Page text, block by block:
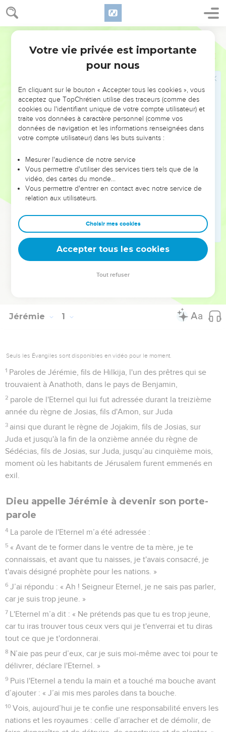
Jérémie Introduction
prophète est consulté à plusieurs reprises, sans doute dans
l’espoir de le faire changer de discours, mais son message
ne varie pas : il faut se soumettre aux Babyloniens (38.17-18).
Passant pour un traître (37.13), il est plusieurs fois
Après la chute de Jérusalem, en 586, et la déportation de la
majorité de sa population, Nabuchodonosor nomme
Guedalia comme gouverneur. Celui-ci est assassiné et,
contre l’avis de Jérémie, les Judéens s’enfuient en Egypte.
Emmené de force, le prophète y dénoncera l’idolâtrie
persistante de ses compatriotes (ch.44).
Cependant, il y a une espérance (31.17) : le cœur de
l’homme, « tortueux et incurable » (17.9), sera guéri. Dieu
conclura une nouvelle alliance avec le peuple : lors de cette
« réforme », il inscrira la Loi même dans le cœur de ses
au moyen du pardon des péchés (31.34), grâce à celui qui
dira un jour : « Cette coupe est la nouvelle alliance scellée
de mon sang » (1 Co 11.25).
permission. All rights reserved worldwide.
Jérémie 1
Seuls les Évangiles sont disponibles en vidéo pour le moment.
1 Paroles de Jérémie, fils de Hilkija, l'un des prêtres qui se
trouvaient à Anathoth, dans le pays de Benjamin,
2 parole de l'Eternel qui lui fut adressée durant la treizième
année du règne de Josias, fils d'Amon, sur Juda
3 ainsi que durant le règne de Jojakim, fils de Josias, sur
Juda et jusqu'à la fin de la onzième année du règne de
Sédécias, fils de Josias, sur Juda, jusqu’au cinquième mois,
moment où les habitants de Jérusalem furent emmenés en
exil.
Dieu appelle Jérémie à devenir son porte-
parole
4 La parole de l'Eternel m’a été adressée :
5 « Avant de te former dans le ventre de ta mère, je te
connaissais, et avant que tu naisses, je t'avais consacré, je
t'avais désigné prophète pour les nations. »
6 J’ai répondu : « Ah ! Seigneur Eternel, je ne sais pas parler,
car je suis trop jeune. »
7 L'Eternel m’a dit : « Ne prétends pas que tu es trop jeune,
car tu iras trouver tous ceux vers qui je t'enverrai et tu diras
tout ce que je t'ordonnerai.
8 N’aie pas peur d’eux, car je suis moi-même avec toi pour te
délivrer, déclare l'Eternel. »
9 Puis l'Eternel a tendu la main et a touché ma bouche avant
d’ajouter : « J’ai mis mes paroles dans ta bouche.
10 Vois, aujourd’hui je te confie une responsabilité envers les
nations et les royaumes : celle d’arracher et de démolir, de
Votre vie privée est importante
pour nous
En cliquant sur le bouton « Accepter tous les cookies », vous
acceptez que TopChrétien utilise des traceurs (comme des
cookies ou l'identifiant unique de votre compte utilisateur) et
traite vos données à caractère personnel (comme vos
données de navigation et les informations renseignées dans
votre compte utilisateur) dans les buts suivants :
Mesurer l'audience de notre service
Vous permettre d'utiliser des services tiers tels que de la
vidéo, des cartes du monde…
Vous permettre d'entrer en contact avec notre service de
relation aux utilisateurs.
Choisir mes cookies
Accepter tous les cookies
Tout refuser